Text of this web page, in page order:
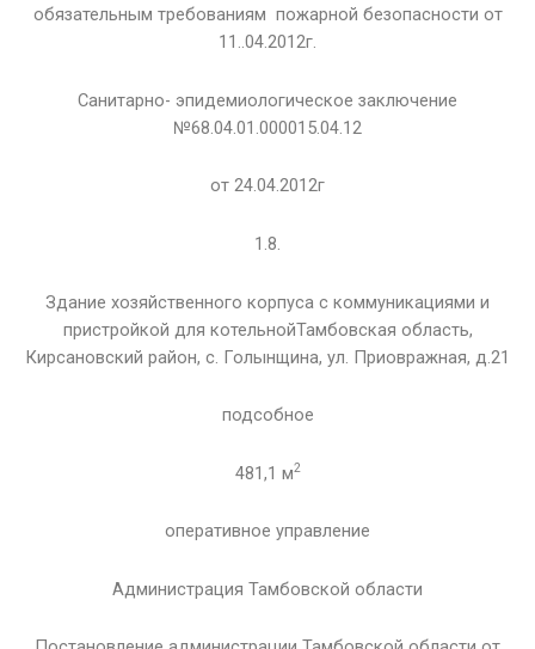
обязательным требованиям пожарной безопасности от
11..04.2012г.
Санитарно- эпидемиологическое заключение
№68.04.01.000015.04.12
от 24.04.2012г
1.8.
Здание хозяйственного корпуса с коммуникациями и
пристройкой для котельнойТамбовская область,
Кирсановский район, с. Голынщина, ул. Приовражная, д.21
подсобное
481,1 м2
оперативное управление
Администрация Тамбовской области